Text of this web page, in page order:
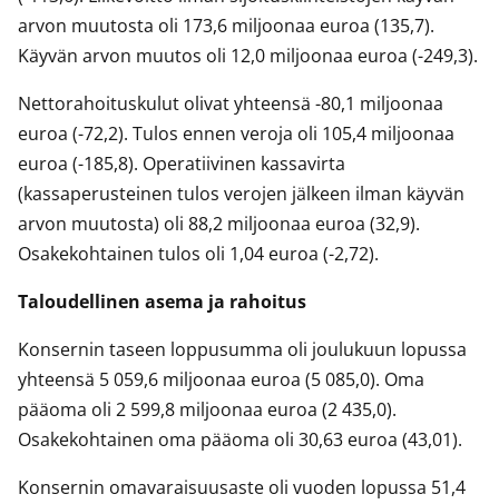
arvon muutosta oli 173,6 miljoonaa euroa (135,7).
Käyvän arvon muutos oli 12,0 miljoonaa euroa (-249,3).
Nettorahoituskulut olivat yhteensä -80,1 miljoonaa
euroa (-72,2). Tulos ennen veroja oli 105,4 miljoonaa
euroa (-185,8). Operatiivinen kassavirta
(kassaperusteinen tulos verojen jälkeen ilman käyvän
arvon muutosta) oli 88,2 miljoonaa euroa (32,9).
Osakekohtainen tulos oli 1,04 euroa (-2,72).
Taloudellinen asema ja rahoitus
Konsernin taseen loppusumma oli joulukuun lopussa
yhteensä 5 059,6 miljoonaa euroa (5 085,0). Oma
pääoma oli 2 599,8 miljoonaa euroa (2 435,0).
Osakekohtainen oma pääoma oli 30,63 euroa (43,01).
Konsernin omavaraisuusaste oli vuoden lopussa 51,4